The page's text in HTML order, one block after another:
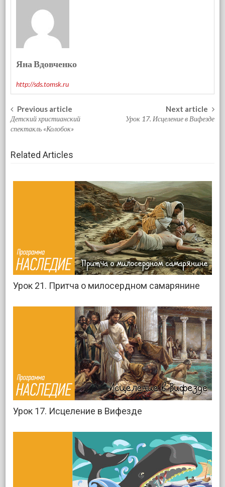
Яна Вдовченко
http://sds.tomsk.ru
Post navigation
Previous article
Детский христианский
спектакль «Колобок»
Next article
Урок 17. Исцеление в Вифезде
Related Articles
Урок 21. Притча о милосердном самарянине
Урок 17. Исцеление в Вифезде